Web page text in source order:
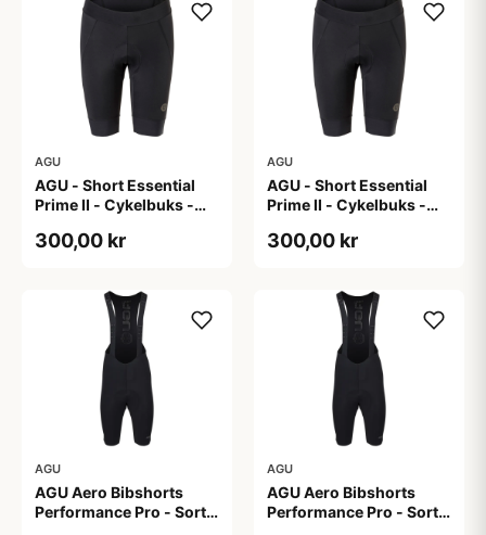
AGU
AGU - Short Essential
Prime II - Cykelbuks -
300,00 kr
AGU
AGU - Short Essential
Prime II - Cykelbuks -
300,00 kr
AGU
AGU Aero Bibshorts
Performance Pro - Sort -
AGU
AGU Aero Bibshorts
Performance Pro - Sort -